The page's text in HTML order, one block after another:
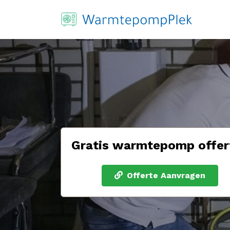
Gratis warmtepomp
Offerte Aanvragen